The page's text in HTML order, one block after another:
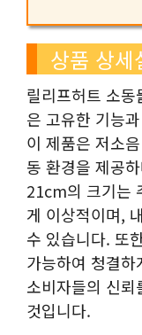
상품 상세
릴리프허트 소
은 고유한 기능
이 제품은 저소
동 환경을 제공
21cm의 크기는
게 이상적이며,
수 있습니다. 또
가능하여 청결
소비자들의 신
것입니다.